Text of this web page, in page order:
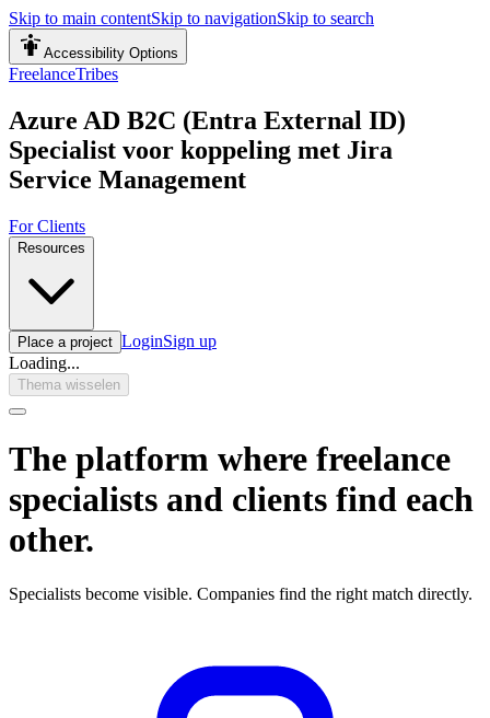
Skip to main contentSkip to navigationSkip to search
Accessibility Options
FreelanceTribes
Azure AD B2C (Entra External ID)
Specialist voor koppeling met Jira
Service Management
For Clients
Resources
Place a project LoginSign up
Loading...
Thema wisselen
The platform where freelance
specialists and clients find each
other.
Specialists become visible. Companies find the right match directly.